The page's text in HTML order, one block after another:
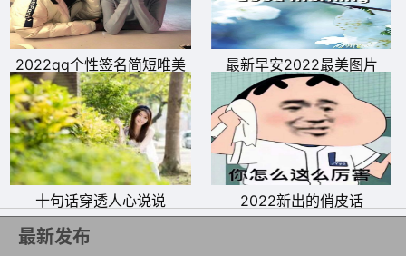
2022qq个性签名简短唯美 最新早安2022最美图片
十句话穿透人心说说 2022新出的俏皮话
最新发布